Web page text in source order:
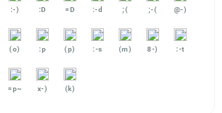
:-) :D =D :-d ;( ;-( @-)
(o) :p (p) :-s (m) 8-) :-t
=p~ x-) (k)